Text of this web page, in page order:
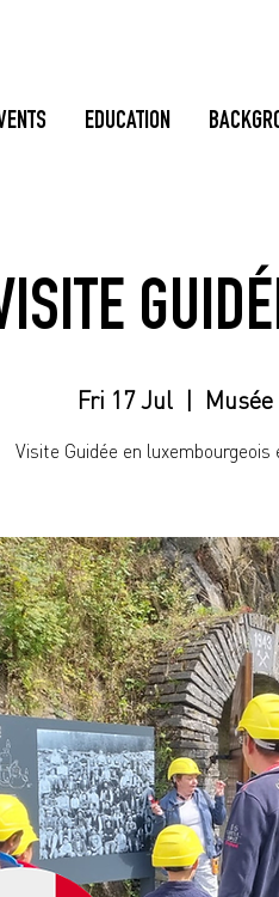
EDUCATION
Fri 17 Jul
  |
Visite Guidée en